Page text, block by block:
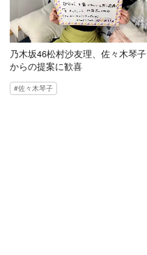
乃木坂46松村沙友理、佐々木琴子
からの提案に歓喜
佐々木琴子